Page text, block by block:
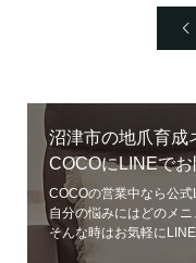
沼津市の地爪育成
COCOにLINEで
COCOの営業中なら公式
自分の悩みにはどのメニ
そんな時はお気軽に